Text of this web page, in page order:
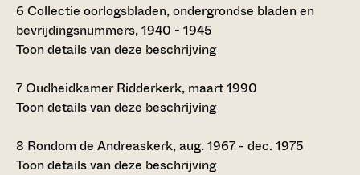
6 Collectie oorlogsbladen, ondergrondse bladen en
bevrijdingsnummers, 1940 - 1945
Toon details van deze beschrijving
7Oudheidkamer Ridderkerk, maart 1990
Toon details van deze beschrijving
8 Rondom de Andreaskerk, aug. 1967 - dec. 1975
Toon details van deze beschrijving